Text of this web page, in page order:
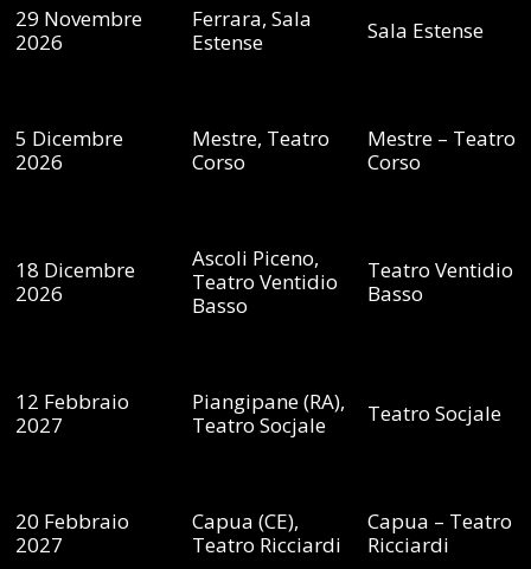
ITALY
TRAILER
SHOP
BLOG
NEWSLETTER
29 Novembre
2026
Ferrara, Sala
Estense
Sala Estense
5 Dicembre
2026
Mestre, Teatro
Corso
Mestre – Teatro
Corso
18 Dicembre
2026
Ascoli Piceno,
Teatro Ventidio
Basso
Teatro Ventidio
Basso
12 Febbraio
2027
Piangipane (RA),
Teatro Socjale
Teatro Socjale
20 Febbraio
2027
Capua (CE),
Teatro Ricciardi
Capua – Teatro
Ricciardi